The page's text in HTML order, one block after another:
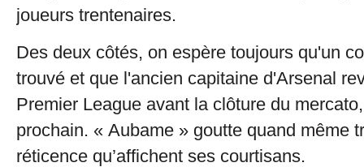
joueurs trentenaires.
Des deux côtés, on espère toujours qu'un
trouvé et que l'ancien capitaine d'Arsenal
Premier League avant la clôture du
prochain. « Aubame » goutte quand même
réticence qu’affichent ses courtisans.